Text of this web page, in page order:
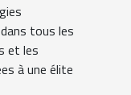
tous les
et les
à une élite